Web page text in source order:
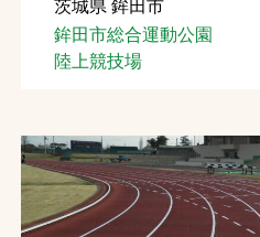
茨城県 鉾田市
鉾田市総合運動公園
陸上競技場